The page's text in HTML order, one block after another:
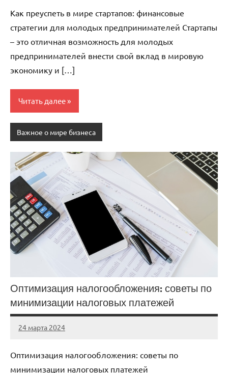
Как преуспеть в мире стартапов: финансовые
стратегии для молодых предпринимателей Стартапы
– это отличная возможность для молодых
предпринимателей внести свой вклад в мировую
экономику и […]
Читать далее
Важное о мире бизнеса
Оптимизация налогообложения: советы по
минимизации налоговых платежей
24 марта 2024
stroyka_sl_r
Нет
Оптимизация налогообложения: советы по
минимизации налоговых платежей